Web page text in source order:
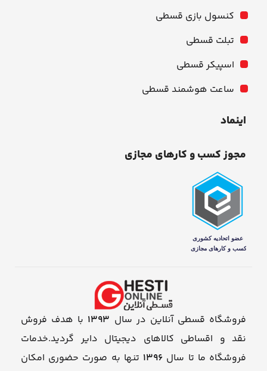
کنسول بازی قسطی
تبلت قسطی
اسپیکر قسطی
ساعت هوشمند قسطی
اینماد
مجوز کسب و کارهای مجازی
فروشگاه قسطی آنلاین در سال 1393 با هدف فروش
نقد و اقساطی کالاهای دیجیتال دایر گردید.خدمات
فروشگاه ما تا سال 1396 تنها به صورت حضوری امکان